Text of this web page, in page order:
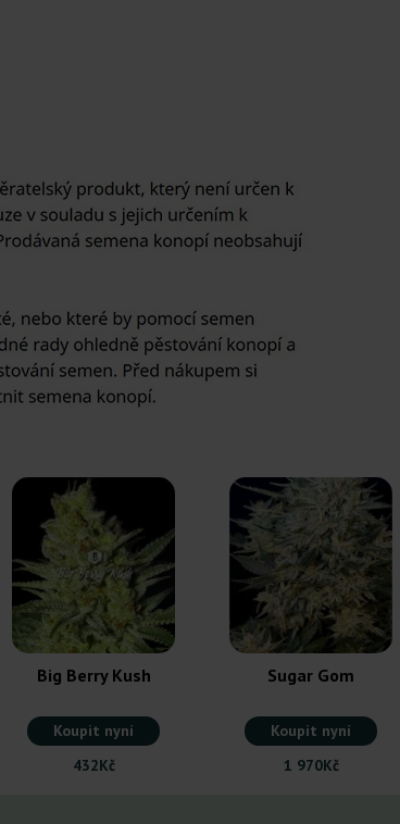
Big Berry Kush
Koupit nyní
432Kč
Sugar Gom
Koupit nyní
1 970Kč